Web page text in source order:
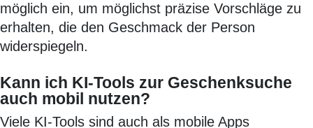
möglich ein, um möglichst präzise Vorschläge zu
erhalten, die den Geschmack der Person
widerspiegeln.
Kann ich KI-Tools zur Geschenksuche
auch mobil nutzen?
Viele KI-Tools sind auch als mobile Apps